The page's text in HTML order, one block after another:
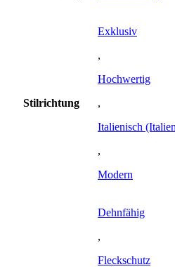
Stilrichtung
Exklusiv
,
Hochwertig
,
Italienisch
,
Modern
Dehnfähig
,
Fleckschutz